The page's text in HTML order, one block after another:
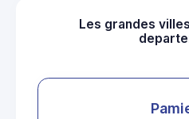
Les grandes